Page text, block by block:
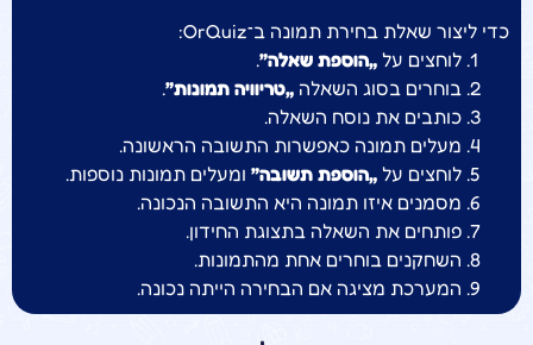
כדי ליצור שאלת בחירת תמונה ב־OrQuiz:
לוחצים על „הוספת שאלה”.
בוחרים בסוג השאלה „טריוויה תמונות”.
כותבים את נוסח השאלה.
מעלים תמונה כאפשרות התשובה הראשונה.
לוחצים על „הוספת תשובה” ומעלים תמונות נוספות.
מסמנים איזו תמונה היא התשובה הנכונה.
פותחים את השאלה בתצוגת החידון.
השחקנים בוחרים אחת מהתמונות.
המערכת מציגה אם הבחירה הייתה נכונה.